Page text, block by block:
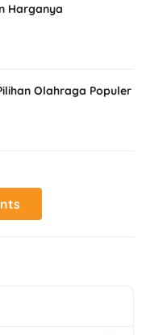
Harganya
Olahraga Populer